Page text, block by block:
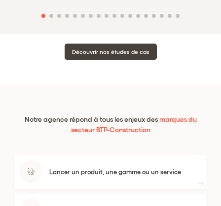
Découvrir nos études de cas
Notre agence répond à tous les enjeux desmarques du
secteur BTP-Construction
Lancer un produit, une gamme ou un service